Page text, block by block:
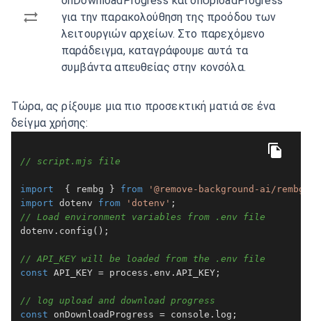
για την παρακολούθηση της προόδου των
λειτουργιών αρχείων. Στο παρεχόμενο
παράδειγμα, καταγράφουμε αυτά τα
συμβάντα απευθείας στην κονσόλα.
Τώρα, ας ρίξουμε μια πιο προσεκτική ματιά σε ένα
δείγμα χρήσης:
// script.mjs file
import
  { rembg }
from
'@remove-background-ai/
import dotenv from 'dotenv'
// Load environment variables from .env file
dotenv. config ();
// API_KEY will be loaded from the .env file
const API_KEY = process. env . API_KEY ;
// log upload and download progress
const onDownloadProgress = console . log